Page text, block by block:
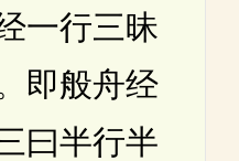
一行三昧
即般舟经
曰半行半